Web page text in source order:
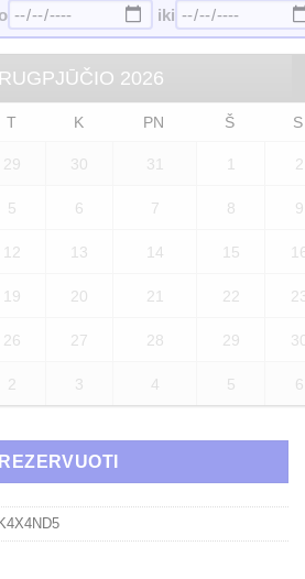
iki
RUGPJŪČIO 2026
T K PN Š S
29 30 31 1 2
5 6 7 8 9
12 13 14 15
19 20 21 22
26 27 28 29
2 3 4 5 6
REZERVUOTI